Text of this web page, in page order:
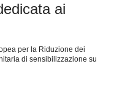
ai
per la Riduzione dei
di sensibilizzazione su